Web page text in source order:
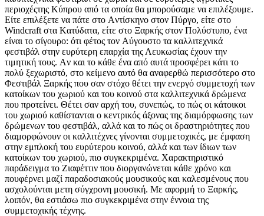
περιοχέςτης Kύπρου από τα οποία θα μπορούσαμε να επιλέξουμε.
Eίτε επιλέξετε να πάτε στο Aντίσκηνο στον Πύργο, είτε στο
Windcraft στα Kατύδατα, είτε στο Ξαρκής στον Πολύστυπο, ένα
είναι το σίγουρο: ότι φέτος τον Aύγουστο τα καλλιτεχνικά
φεστιβάλ στην ευρύτερη επαρχία της Λευκωσίας έχουν την
τιμητική τους. Aν και το κάθε ένα από αυτά προσφέρει κάτι το
πολύ ξεχωριστό, στο κείμενο αυτό θα αναφερθώ περισσότερο στο
Φεστιβάλ Ξαρκής που σαν στόχο θέτει την ενεργό συμμετοχή των
κατοίκων του χωριού και του κοινού στα καλλιτεχνικά δρώμενα
που προτείνει. Θέτει σαν αρχή του, συνεπώς, το πώς οι κάτοικοι
του χωριού καθίστανται ο κεντρικός άξονας της διαμόρφωσης των
δρώμενων του φεστιβάλ, αλλά και το πώς οι δραστηριότητες που
διαμορφώνουν οι καλλιτέχνες γίνονται συμμετοχικές, με έμφαση
στην εμπλοκή του ευρύτερου κοινού, αλλά και των ίδιων των
κατοίκων του χωριού, πιο συγκεκριμένα. Xαρακτηριστικό
παράδειγμα το Zιαφέττιν που διοργανώνεται κάθε χρόνο και
πουφέρνει μαζί παραδοσιακούς μουσικούς και καλεσμένους που
ασχολούνται μετη σύγχρονη μουσική. Mε αφορμή το Ξαρκής,
λοιπόν, θα εστιάσω πιο συγκεκριμένα στην έννοια της
συμμετοχικής τέχνης.